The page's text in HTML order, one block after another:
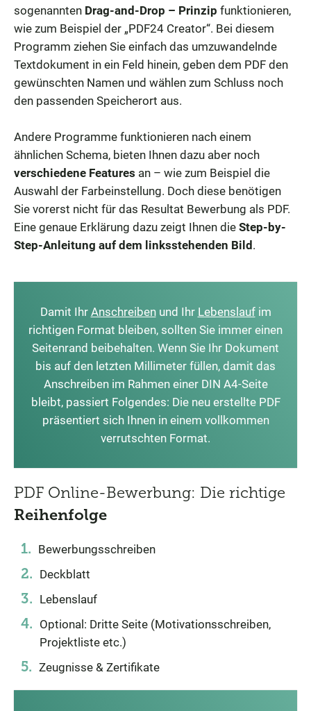
sogenannten Drag-and-Drop – Prinzip funktionieren,
wie zum Beispiel der „PDF24 Creator“. Bei diesem
Programm ziehen Sie einfach das umzuwandelnde
Textdokument in ein Feld hinein, geben dem PDF den
gewünschten Namen und wählen zum Schluss noch
den passenden Speicherort aus.
Andere Programme funktionieren nach einem
ähnlichen Schema, bieten Ihnen dazu aber noch
verschiedene Features an – wie zum Beispiel die
Auswahl der Farbeinstellung. Doch diese benötigen
Sie vorerst nicht für das Resultat Bewerbung als PDF.
Eine genaue Erklärung dazu zeigt Ihnen die Step-by-
Step-Anleitung auf dem linksstehenden Bild.
Damit Ihr Anschreibenund Ihr Lebenslaufim
richtigen Format bleiben, sollten Sie immer einen
Seitenrand beibehalten. Wenn Sie Ihr Dokument
bis auf den letzten Millimeter füllen, damit das
Anschreiben im Rahmen einer DIN A4-Seite
bleibt, passiert Folgendes: Die neu erstellte PDF
präsentiert sich Ihnen in einem vollkommen
verrutschten Format.
PDF Online-Bewerbung: Die richtige
Reihenfolge
Bewerbungsschreiben
Deckblatt
Lebenslauf
Optional: Dritte Seite (Motivationsschreiben,
Projektliste etc.)
Zeugnisse & Zertifikate